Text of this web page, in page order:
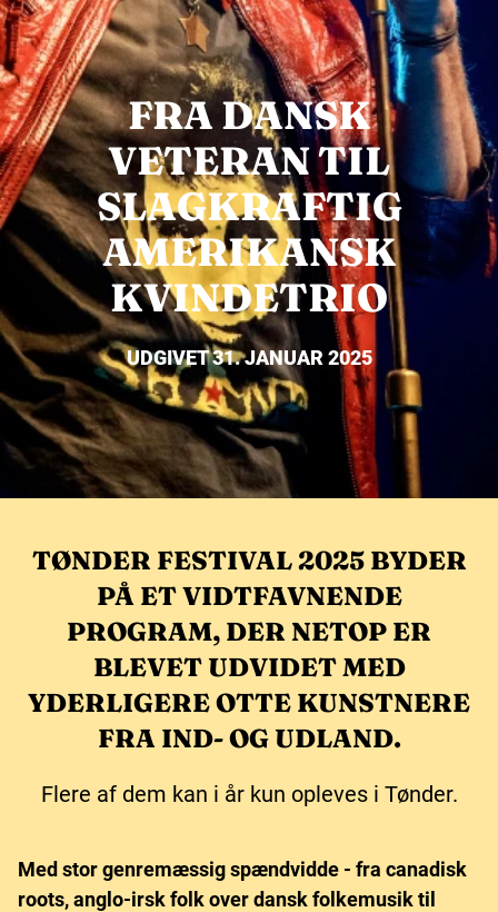
FRA DANSK
VETERAN TIL
SLAGKRAFTIG
AMERIKANSK
KVINDETRIO
UDGIVET 31. JANUAR 2025
TØNDER FESTIVAL 2025 BYDER
PÅ ET VIDTFAVNENDE
PROGRAM, DER NETOP ER
BLEVET UDVIDET MED
YDERLIGERE OTTE KUNSTNERE
FRA IND- OG UDLAND.
Flere af dem kan i år kun opleves i Tønder.
Med stor genremæssig spændvidde - fra canadisk
roots, anglo-irsk folk over dansk folkemusik til